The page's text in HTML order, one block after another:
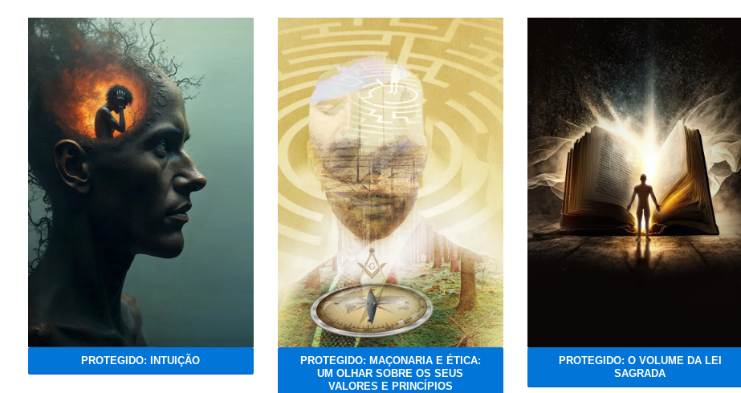
PROTEGIDO: INTUIÇÃO
PROTEGIDO: MAÇONARIA E ÉTICA:
UM OLHAR SOBRE OS SEUS
VALORES E PRINCÍPIOS
PROTEGIDO: O VOLUME DA LEI
SAGRADA